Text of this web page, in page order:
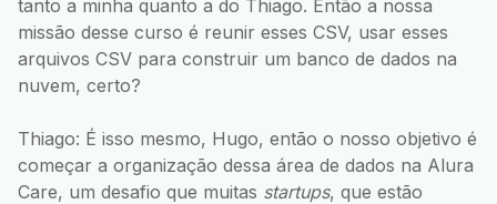
tanto a minha quanto a do Thiago. Então a nossa
missão desse curso é reunir esses CSV, usar esses
arquivos CSV para construir um banco de dados na
nuvem, certo?
Thiago: É isso mesmo, Hugo, então o nosso objetivo é
começar a organização dessa área de dados na Alura
Care, um desafio que muitas startups, que estão